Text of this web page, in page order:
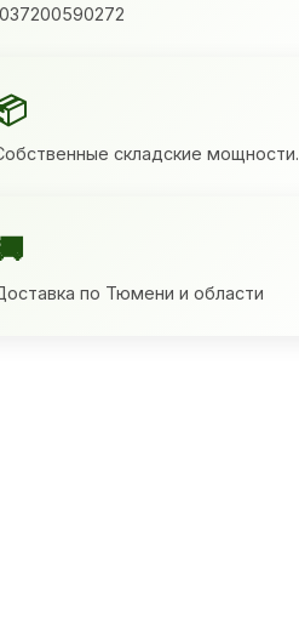
складские мощности.
по Тюмени и области